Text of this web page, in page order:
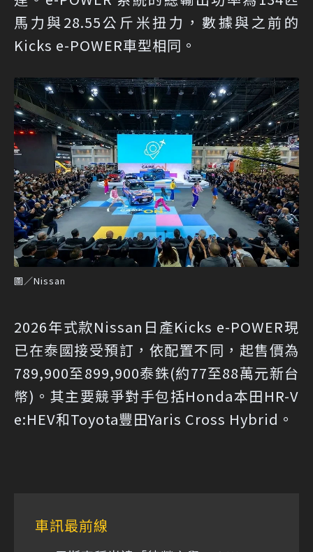
馬力與28.55公斤米扭力，數據與之前的
Kicks e-POWER車型相同。
圖／Nissan
2026年式款Nissan日產Kicks e-POWER現
已在泰國接受預訂，依配置不同，起售價為
789,900至899,900泰銖(約77至88萬元新台
幣)。其主要競爭對手包括Honda本田HR-V
e:HEV和Toyota豐田Yaris Cross Hybrid。
車訊最前線